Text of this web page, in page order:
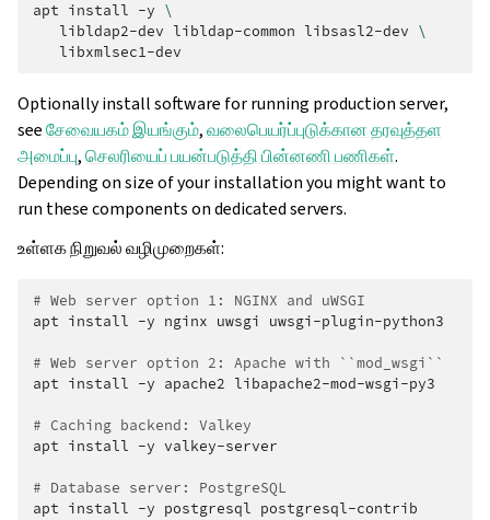
apt install -y \
libldap2-dev libldap-common libsasl2-dev \
Optionally install software for running production server,
seeசேவையகம் இயங்கும்,வலைபெயர்ப்புடுக்கான தரவுத்தள
அமைப்பு,செலரியைப் பயன்படுத்தி பின்னணி பணிகள்.
Depending on size of your installation you might want to
run these components on dedicated servers.
உள்ளக நிறுவல் வழிமுறைகள்:
# Web server option 1: NGINX and uWSGI
apt install -y nginx uwsgi uwsgi-plugin-python3
# Web server option 2: Apache with ``mod_wsgi``
apt install -y apache2 libapache2-mod-wsgi-py3
# Caching backend: Valkey
apt install -y valkey-server
# Database server: PostgreSQL
apt install -y postgresql postgresql-contrib